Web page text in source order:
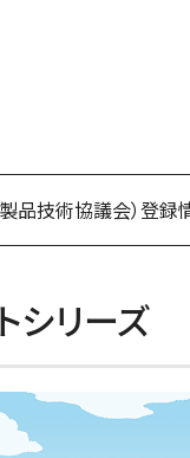
品技術協議会）登録
シリーズ